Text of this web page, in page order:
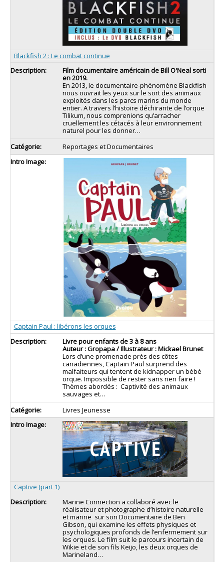
Blackfish 2 : Le combat continue
Film documentaire américain de Bill O'Neal sorti
en 2019.
En 2013, le documentaire-phénomène Blackfish
nous ouvrait les yeux sur le sort des animaux
exploités dans les parcs marins du monde
entier. A travers l’histoire déchirante de l’orque
Tilikum, nous comprenions qu’arracher
cruellement les cétacés à leur environnement
naturel pour les donner…
Reportages et Documentaires
Captain Paul : libérons les orques
Livre pour enfants de 3 à 8 ans
Auteur : Gropapa / Illustrateur : Mickael Brunet
Lors d’une promenade près des côtes
canadiennes, Captain Paul surprend des
malfaiteurs qui tentent de kidnapper un bébé
orque. Impossible de rester sans rien faire !
Thèmes abordés : Captivité des animaux
sauvages et…
Livres Jeunesse
Captive (part 1)
Marine Connection a collaboré avec le
réalisateur et photographe d’histoire naturelle
et marine sur son Documentaire de Ben
Gibson, qui examine les effets physiques et
psychologiques profonds de l’enfermement sur
les orques. Le film suit le parcours incertain de
Wikie et de son fils Keijo, les deux orques de
Marineland…